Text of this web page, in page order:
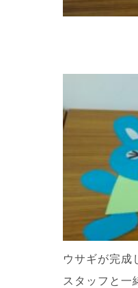
ウサギが完成
スタッフと一